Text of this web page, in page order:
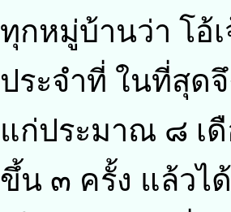
ทุกหมู่บ้านว่า โอ้
ประจำที่ ในที่สุด
แก่ประมาณ ๘ เ
ขึ้น ๓ ครั้ง แล้วไ